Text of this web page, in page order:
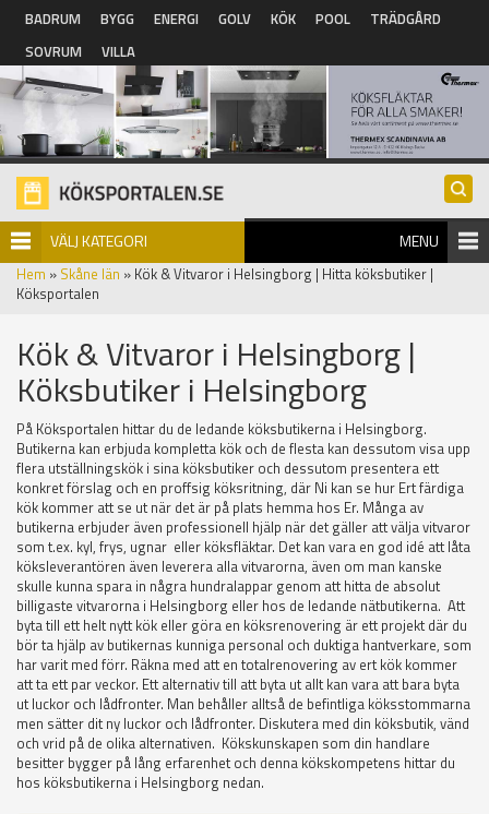
Hoppa till huvudinnehåll
BADRUM BYGG ENERGI GOLV KÖK POOL
TRÄDGÅRD
SOVRUM
VILLA
VÄLJ KATEGORI MENU
Hem » Skåne län » Kök & Vitvaror i Helsingborg | Hitta köksbutiker |
Köksportalen
Kök & Vitvaror i Helsingborg |
Köksbutiker i Helsingborg
På Köksportalen hittar du de ledande köksbutikerna i Helsingborg.
Butikerna kan erbjuda kompletta kök och de flesta kan dessutom visa upp
flera utställningskök i sina köksbutiker och dessutom presentera ett
konkret förslag och en proffsig köksritning, där Ni kan se hur Ert färdiga
kök kommer att se ut när det är på plats hemma hos Er. Många av
butikerna erbjuder även professionell hjälp när det gäller att välja vitvaror
som t.ex. kyl, frys, ugnar eller köksfläktar. Det kan vara en god idé att låta
köksleverantören även leverera alla vitvarorna, även om man kanske
skulle kunna spara in några hundralappar genom att hitta de absolut
billigaste vitvarorna i Helsingborg eller hos de ledande nätbutikerna. Att
byta till ett helt nytt kök eller göra en köksrenovering är ett projekt där du
bör ta hjälp av butikernas kunniga personal och duktiga hantverkare, som
har varit med förr. Räkna med att en totalrenovering av ert kök kommer
att ta ett par veckor. Ett alternativ till att byta ut allt kan vara att bara byta
ut luckor och lådfronter. Man behåller alltså de befintliga köksstommarna
men sätter dit ny luckor och lådfronter. Diskutera med din köksbutik, vänd
och vrid på de olika alternativen. Kökskunskapen som din handlare
besitter bygger på lång erfarenhet och denna kökskompetens hittar du
hos köksbutikerna i Helsingborg nedan.